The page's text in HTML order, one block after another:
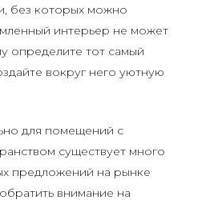
без которых можно
интерьер не может
определите тот самый
вокруг него уютную
для помещений с
существует много
предложений на рынке
внимание на